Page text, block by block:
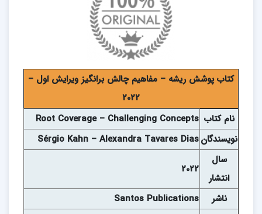
کتاب پوشش ریشه – مفاهیم چالش برانگیز ويرايش اول –
2022
نام کتاب Root Coverage – Challenging Concepts
نويسندگانSérgio Kahn – Alexandra Tavares Dias
سال
انتشار
2022
ناشر
Santos Publications